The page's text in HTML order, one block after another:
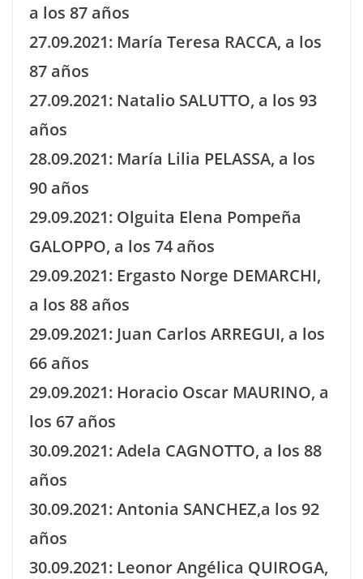
a los 87 años
27.09.2021: María Teresa RACCA, a los
87 años
27.09.2021: Natalio SALUTTO, a los 93
años
28.09.2021: María Lilia PELASSA, a los
90 años
29.09.2021: Olguita Elena Pompeña
GALOPPO, a los 74 años
29.09.2021: Ergasto Norge DEMARCHI,
a los 88 años
29.09.2021: Juan Carlos ARREGUI, a los
66 años
29.09.2021: Horacio Oscar MAURINO, a
los 67 años
30.09.2021: Adela CAGNOTTO, a los 88
años
30.09.2021: Antonia SANCHEZ,a los 92
años
30.09.2021: Leonor Angélica QUIROGA,